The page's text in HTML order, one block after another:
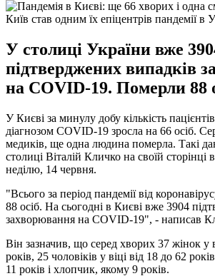
Київ став одним їх епіцентрів пандемії в
У столиці України вже
підтверджених випадків
на COVID-19. Померли 88
У Києві за минулу добу кількість
діагнозом COVID-19 зросла на 66 осіб.
медиків, ще одна людина померла. Такі
столиці Віталій Кличко на своїй сторінці в
неділю, 14 червня.
"Всього за період пандемії від
88 осіб. На сьогодні в Києві вже 3904
захворювання на COVID-19", - написав
Він зазначив, що серед хворих 37 жінок у
років, 25 чоловіків у віці від 18 до 62
11 років і хлопчик, якому 9 років.